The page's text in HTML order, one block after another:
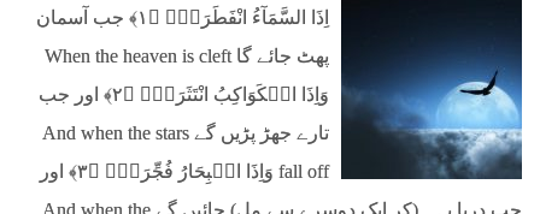
اِذَا السَّمَآءُ انْفَطَرَتۡۙ‏ ﴿۱﴾ جب آسمان
پھٹ جائے گا When the heaven is cleft
وَاِذَا الۡكَوَاكِبُ انْتَثَرَتۡۙ‏ ﴿۲﴾ اور جب
تارے جھڑ پڑیں گے And when the stars
fall off وَاِذَا الۡبِحَارُ فُجِّرَتۡۙ‏ ﴿۳﴾ اور
جب دریا بہہ (کر ایک دوسرے سے مل) جائیں گے And when the